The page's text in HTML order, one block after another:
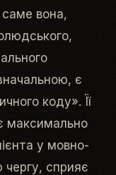
саме вона,
є
коду». Її
максимально
у мовно-
сприяє